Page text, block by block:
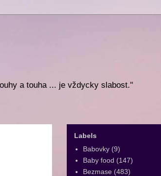
a touha ... je vždycky slabost."
Labels
Babovky (9)
Baby food (147)
Bezmase (483)